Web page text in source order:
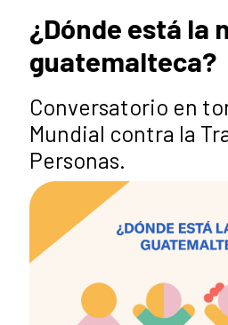
¿Dónde está la
guatemalteca?
Conversatorio en
Mundial contra la
Personas.